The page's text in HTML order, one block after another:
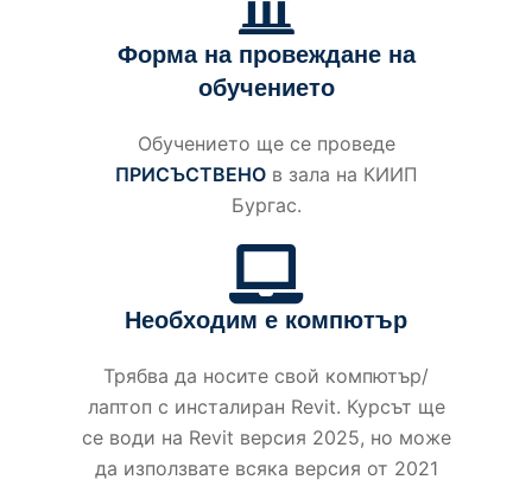
Форма на провеждане на
обучението
Обучението ще се проведе
ПРИСЪСТВЕНОв зала на КИИП
Бургас.
Необходим е компютър
Трябва да носите свой компютър/
лаптоп с инсталиран Revit. Курсът ще
се води на Revit версия 2025, но може
да използвате всяка версия от 2021